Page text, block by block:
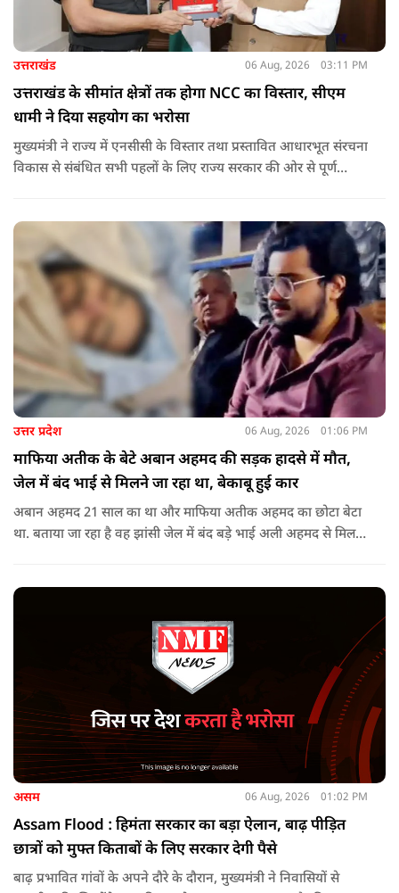
उत्तराखंड 06 Aug, 2026 03:11 PM
उत्तराखंड के सीमांत क्षेत्रों तक होगा NCC का विस्तार, सीएम
धामी ने दिया सहयोग का भरोसा
मुख्यमंत्री ने राज्य में एनसीसी के विस्तार तथा प्रस्तावित आधारभूत संरचना
विकास से संबंधित सभी पहलों के लिए राज्य सरकार की ओर से पूर्ण
उत्तर प्रदेश 06 Aug, 2026 01:06 PM
माफिया अतीक के बेटे अबान अहमद की सड़क हादसे में मौत,
जेल में बंद भाई से मिलने जा रहा था, बेकाबू हुई कार
अबान अहमद 21 साल का था और माफिया अतीक अहमद का छोटा बेटा
था. बताया जा रहा है वह झांसी जेल में बंद बड़े भाई अली अहमद से मिलने
असम 06 Aug, 2026 01:02 PM
Assam Flood : हिमंता सरकार का बड़ा ऐलान, बाढ़ पीड़ित
छात्रों को मुफ्त किताबों के लिए सरकार देगी पैसे
बाढ़ प्रभावित गांवों के अपने दौरे के दौरान, मुख्यमंत्री ने निवासियों से